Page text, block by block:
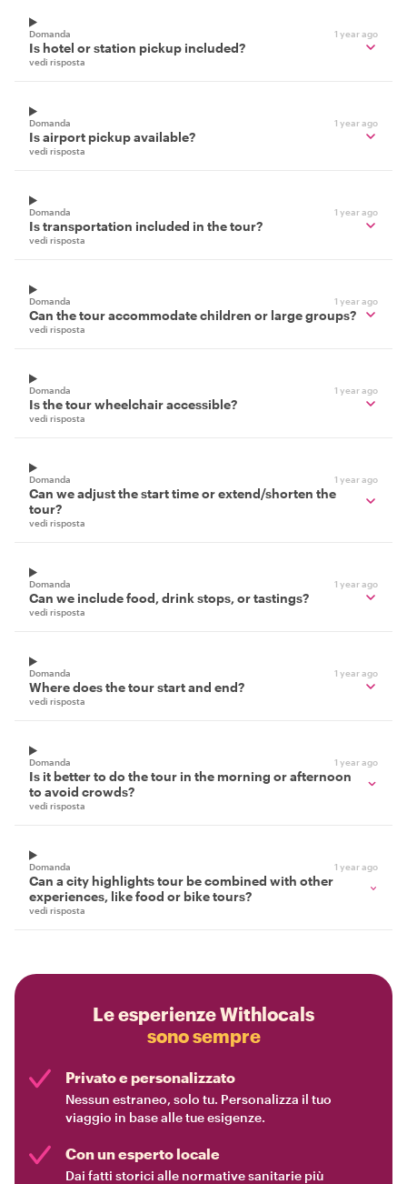
Domanda 1 year ago
Is hotel or station pickup included?
vedi risposta
Domanda 1 year ago
Is airport pickup available?
vedi risposta
Domanda 1 year ago
Is transportation included in the tour?
vedi risposta
Domanda 1 year ago
Can the tour accommodate children or large groups?
vedi risposta
Domanda 1 year ago
Is the tour wheelchair accessible?
vedi risposta
Domanda 1 year ago
Can we adjust the start time or extend/shorten the
tour?
vedi risposta
Domanda 1 year ago
Can we include food, drink stops, or tastings?
vedi risposta
Domanda 1 year ago
Where does the tour start and end?
vedi risposta
Domanda 1 year ago
Is it better to do the tour in the morning or afternoon
to avoid crowds?
vedi risposta
Domanda 1 year ago
Can a city highlights tour be combined with other
experiences, like food or bike tours?
vedi risposta
Le esperienze Withlocals
sono sempre
Privato e personalizzato
Nessun estraneo, solo tu. Personalizza il tuo
viaggio in base alle tue esigenze.
Con un esperto locale
Dai fatti storici alle normative sanitarie più